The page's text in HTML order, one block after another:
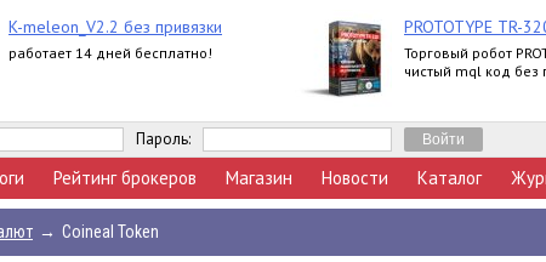
K-meleon_V2.2 без привязки
работает 14 дней бесплатно!
PROTOTYPE TR-
Торговый робот
чистый mql код без
Пароль:
Рейтинг брокеров Магазин Новости Каталог
→ Coineal Token